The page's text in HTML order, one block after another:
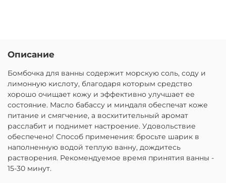
Описание
Бомбочка для ванны содержит морскую соль, соду и
лимонную кислоту, благодаря которым средство
хорошо очищает кожу и эффективно улучшает ее
состояние. Масло бабассу и миндаля обеспечат коже
питание и смягчение, а восхитительный аромат
расслабит и поднимет настроение. Удовольствие
обеспечено! Способ применения: бросьте шарик в
наполненную водой теплую ванну, дождитесь
растворения. Рекомендуемое время принятия ванны -
15-30 минут.